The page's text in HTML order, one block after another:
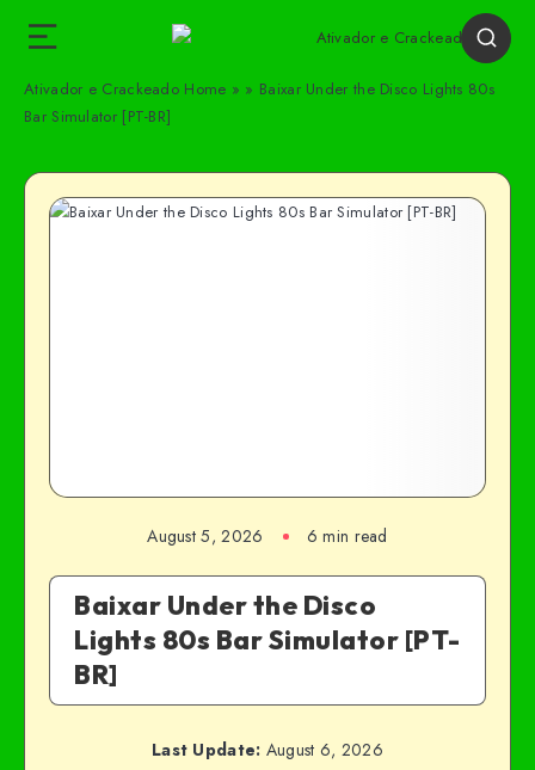
Ativador e Crackeado Home » » Baixar Under the Disco Lights 80s
Bar Simulator [PT-BR]
August 5, 2026 6 min read
Baixar Under the Disco
Lights 80s Bar Simulator [PT-
BR]
Last Update: August 6, 2026